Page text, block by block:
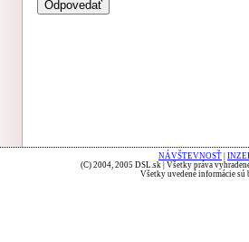
NÁVŠTEVNOSŤ
(C) 2004, 2005 DSL.sk | Všetky práva
Všetky uvedené informácie sú